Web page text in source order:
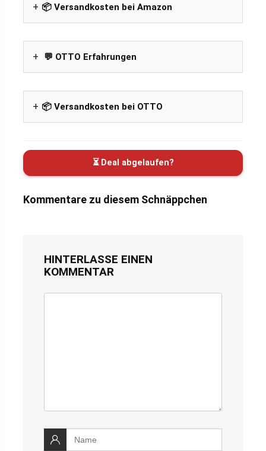
📦 Versandkosten bei Amazon
💬 OTTO Erfahrungen
📦 Versandkosten bei OTTO
⏳ Deal abgelaufen?
Kommentare zu diesem Schnäppchen
HINTERLASSE EINEN
KOMMENTAR